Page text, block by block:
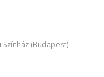
(Budapest)